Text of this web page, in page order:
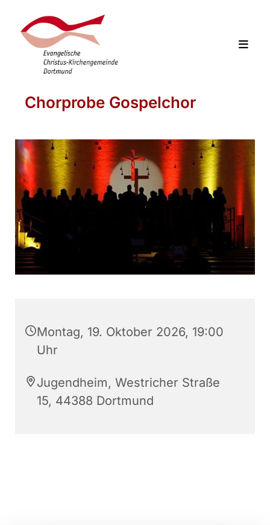
Chorprobe Gospelchor
Montag, 19. Oktober 2026, 19:00
Uhr
Jugendheim, Westricher Straße
15, 44388 Dortmund